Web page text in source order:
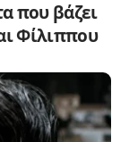
που βάζει
Φίλιππου